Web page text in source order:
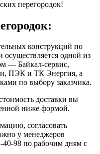
конструкций по
одной из
— Байкал-сервис,
ПЭК и ТК Энергия, а
по выбору заказчика.
доставки вы
ниже формой.
согласовать
у менеджеров
98 по рабочим дням с